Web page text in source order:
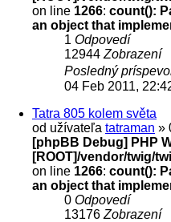
on line 1266: count():
an object that
1 Odpovedí
12944 Zobrazení
Posledný
04 Feb 2011,
Tatra 805 kolem světa
od užívateľa tatraman »
[phpBB Debug] PHP
[ROOT]/vendor/twig/
on line 1266: count():
an object that
0 Odpovedí
13176 Zobrazení